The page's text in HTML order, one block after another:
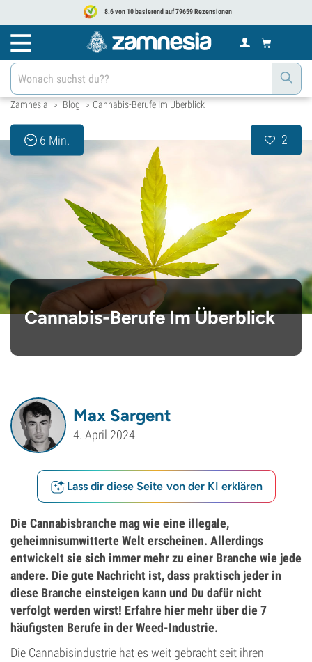
8.6 von 10 basierend auf 79659 Rezensionen
Zamnesia > Blog > Cannabis-Berufe Im Überblick
6 Min. 2
Cannabis-Berufe Im Überblick
Max Sargent
4. April 2024
Lass dir diese Seite von der KI erklären
Die Cannabisbranche mag wie eine illegale,
geheimnisumwitterte Welt erscheinen. Allerdings
entwickelt sie sich immer mehr zu einer Branche wie jede
andere. Die gute Nachricht ist, dass praktisch jeder in
diese Branche einsteigen kann und Du dafür nicht
verfolgt werden wirst! Erfahre hier mehr über die 7
häufigsten Berufe in der Weed-Industrie.
Die Cannabisindustrie hat es weit gebracht seit ihren